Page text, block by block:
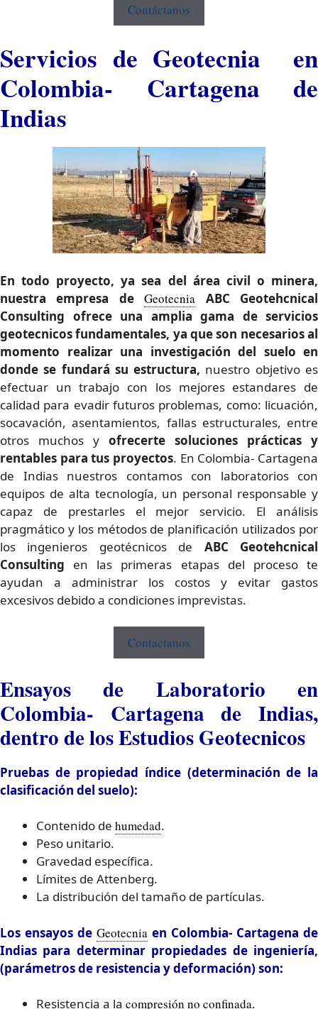
Contáctanos
Servicios de Geotecnia en
Colombia- Cartagena de
Indias
En todo proyecto, ya sea del área civil o minera,
nuestra empresa deGeotecnia ABC Geotehcnical
Consulting ofrece una amplia gama de servicios
geotecnicos fundamentales, ya que son necesarios al
momento realizar una investigación del suelo en
donde se fundará su estructura, nuestro objetivo es
efectuar un trabajo con los mejores estandares de
calidad para evadir futuros problemas, como: licuación,
socavación, asentamientos, fallas estructurales, entre
otros muchos y ofrecerte soluciones prácticas y
rentables para tus proyectos. En Colombia- Cartagena
de Indias nuestros contamos con laboratorios con
equipos de alta tecnología, un personal responsable y
capaz de prestarles el mejor servicio. El análisis
pragmático y los métodos de planificación utilizados por
los ingenieros geotécnicos de ABC Geotehcnical
Consulting en las primeras etapas del proceso te
ayudan a administrar los costos y evitar gastos
excesivos debido a condiciones imprevistas.
Contactanos
Ensayos de Laboratorio en
Colombia- Cartagena de Indias,
dentro de los Estudios Geotecnicos
Pruebas de propiedad índice (determinación de la
clasificación del suelo):
Contenido de humedad.
Peso unitario.
Gravedad específica.
Límites de Attenberg.
La distribución del tamaño de partículas.
Los ensayos de Geotecnia en Colombia- Cartagena de
Indias para determinar propiedades de ingeniería,
(parámetros de resistencia y deformación) son:
Resistencia a la compresión no confinada.